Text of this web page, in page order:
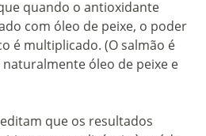
quando o antioxidante
com óleo de peixe, o poder
é multiplicado. (O salmão é
óleo de peixe e
que os resultados